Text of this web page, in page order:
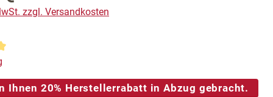
zzgl. Versandkosten
Bewertung von 5 von 5 Sternen
Ihnen 20% Herstellerrabatt in Abzug gebracht.